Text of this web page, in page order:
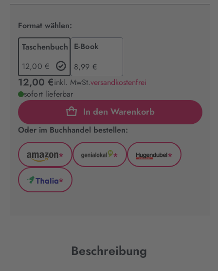
Format wählen:
Taschenbuch
12,00 €
E-Book
8,99 €
12,00 €inkl. MwSt.versandkostenfrei
sofort lieferbar
In den Warenkorb
Oder im Buchhandel bestellen:
Amazon
(wird
in
neuem
*
GenialLokal
*
Hugendubel
*
Thalia
*
Beschreibung